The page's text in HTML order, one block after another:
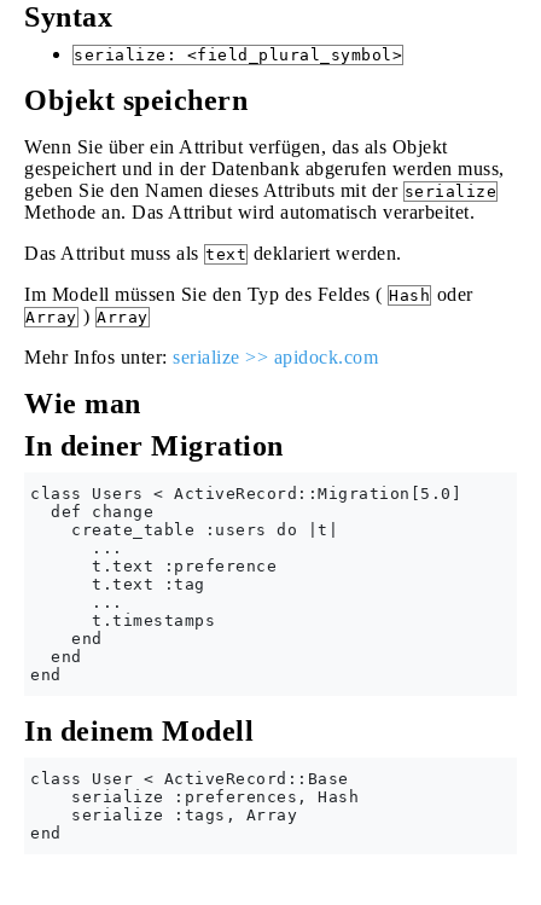
Syntax
serialize: <field_plural_symbol>
Objekt speichern
Wenn Sie über ein Attribut verfügen, das als Objekt
gespeichert und in der Datenbank abgerufen werden muss,
geben Sie den Namen dieses Attributs mit der serialize
Methode an. Das Attribut wird automatisch verarbeitet.
Das Attribut muss als text deklariert werden.
Im Modell müssen Sie den Typ des Feldes ( Hash oder
Array ) Array
Mehr Infos unter: serialize >> apidock.com
Wie man
In deiner Migration
class Users < ActiveRecord::Migration[5.0]
  def change
    create_table :users do |t|
      ...
      t.text :preference
      t.text :tag
      ...
      t.timestamps
    end
  end
In deinem Modell
class User < ActiveRecord::Base
    serialize :preferences, Hash
    serialize :tags, Array